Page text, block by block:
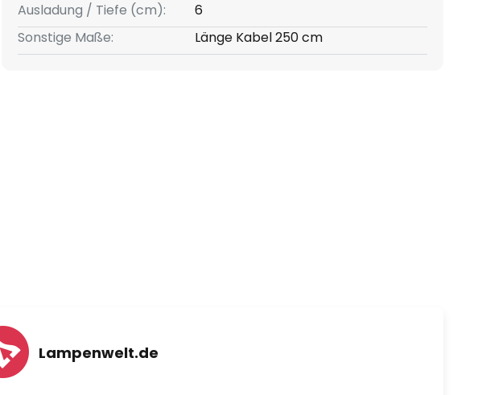
Ausladung / Tiefe (cm):
6
Sonstige Maße:
Länge Kabel 250 cm
Lampenwelt.de